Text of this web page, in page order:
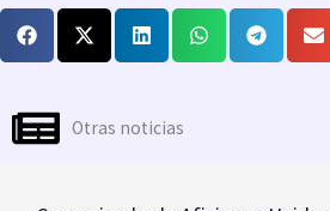
Otras noticias